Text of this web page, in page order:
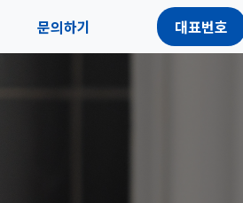
문의하기 대표번호